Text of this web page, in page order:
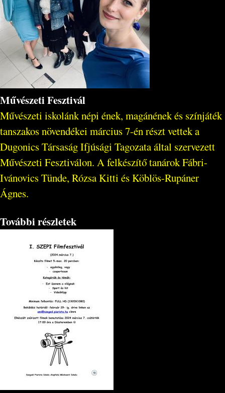
Művészeti Fesztivál
Művészeti iskolánk népi ének, magánének és színjáték
tanszakos növendékei március 7-én részt vettek a
Dugonics Társaság Ifjúsági Tagozata által szervezett
Művészeti Fesztiválon. A felkészítő tanárok Fábri-
Ivánovics Tünde, Rózsa Kitti és Köblös-Rupáner
Ágnes.
További részletek